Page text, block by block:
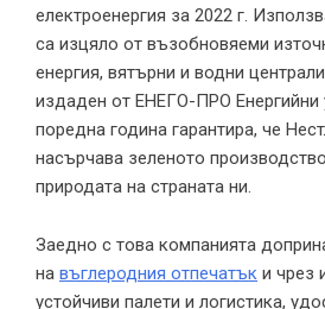
електроенергия за 2022 г.
са изцяло от възобновяеми
енергия, вятърни и водни
издаден от ЕНЕГО-ПРО Енергийни
поредна година гарантира, че
насърчава зеленото
природата на страната ни.
Заедно с това компанията
на въглеродния отпечатък и чрез
устойчиви палети и логистика,